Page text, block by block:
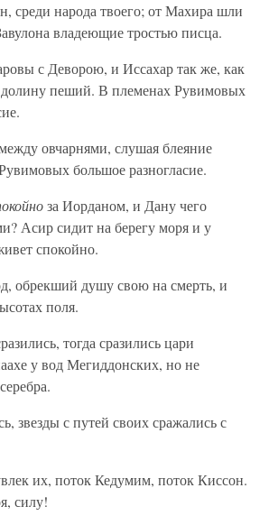
среди народа твоего; от Махира шли
владеющие тростью писца.
с Деворою, и Иссахар так же, как
долину пеший. В племенах Рувимовых
овчарнями, слушая блеяние
большое разногласие.
за Иорданом, и Дану чего
Асир сидит на берегу моря и у
спокойно.
обрекший душу свою на смерть, и
поля.
тогда сразились цари
у вод Мегиддонских, но не
звезды с путей своих сражались с
их, поток Кедумим, поток Киссон.
силу!